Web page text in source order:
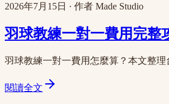
2026年7月15日 · 作者 Made Studio
羽球教練一對一費用完整
羽球教練一對一費用怎麼算？本文整
閱讀全文